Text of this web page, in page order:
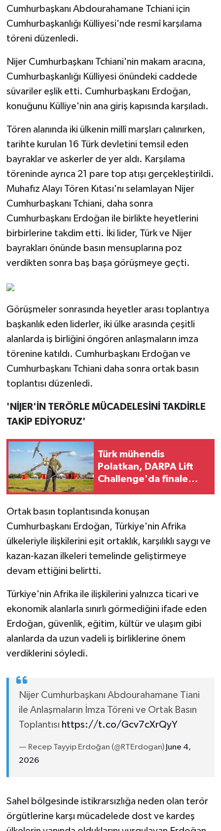
Cumhurbaşkanı Abdourahamane Tchiani için
Cumhurbaşkanlığı Külliyesi'nde resmî karşılama
töreni düzenledi.
Nijer Cumhurbaşkanı Tchiani'nin makam aracına,
Cumhurbaşkanlığı Külliyesi önündeki caddede
süvariler eşlik etti. Cumhurbaşkanı Erdoğan,
konuğunu Külliye'nin ana giriş kapısında karşıladı.
Tören alanında iki ülkenin millî marşları çalınırken,
tarihte kurulan 16 Türk devletini temsil eden
bayraklar ve askerler de yer aldı. Karşılama
töreninde ayrıca 21 pare top atışı gerçekleştirildi.
Muhafız Alayı Tören Kıtası'nı selamlayan Nijer
Cumhurbaşkanı Tchiani, daha sonra
Cumhurbaşkanı Erdoğan ile birlikte heyetlerini
birbirlerine takdim etti. İki lider, Türk ve Nijer
bayrakları önünde basın mensuplarına poz
verdikten sonra baş başa görüşmeye geçti.
Görüşmeler sonrasında heyetler arası toplantıya
başkanlık eden liderler, iki ülke arasında çeşitli
alanlarda iş birliğini öngören anlaşmaların imza
törenine katıldı. Cumhurbaşkanı Erdoğan ve
Cumhurbaşkanı Tchiani daha sonra ortak basın
toplantısı düzenledi.
'NİJER'İN TERÖRLE MÜCADELESİNİ TAKDİRLE
TAKİP EDİYORUZ'
Türk mühendis
Polatkan, DARPA Lift
Challenge'da finale
Ortak basın toplantısında konuşan
Cumhurbaşkanı Erdoğan, Türkiye'nin Afrika
ülkeleriyle ilişkilerini eşit ortaklık, karşılıklı saygı ve
kazan-kazan ilkeleri temelinde geliştirmeye
devam ettiğini belirtti.
Türkiye'nin Afrika ile ilişkilerini yalnızca ticari ve
ekonomik alanlarla sınırlı görmediğini ifade eden
Erdoğan, güvenlik, eğitim, kültür ve ulaşım gibi
alanlarda da uzun vadeli iş birliklerine önem
verdiklerini söyledi.
Nijer Cumhurbaşkanı Abdourahamane Tiani
ile Anlaşmaların İmza Töreni ve Ortak Basın
Toplantısı https://t.co/Gcv7cXrQyY
— Recep Tayyip Erdoğan (@RTErdogan) June 4,
2026
Sahel bölgesinde istikrarsızlığa neden olan terör
örgütlerine karşı mücadelede dost ve kardeş